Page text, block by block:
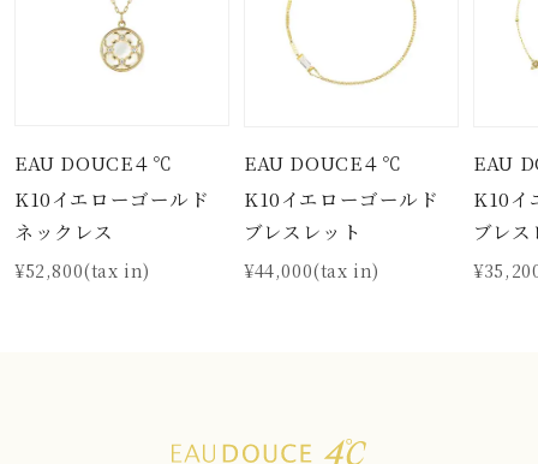
EAU DOUCE４℃
K10イエローゴールド
ネックレス
¥52,800(tax in)
EAU DOUCE４℃
K10イエローゴールド
ブレスレット
¥44,000(tax in)
EAU
K10イ
ブレ